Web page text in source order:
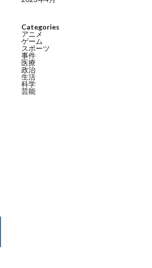
Categories
アニメ
ゲーム
スポーツ
事件
医療
政治
生活
科学
芸能